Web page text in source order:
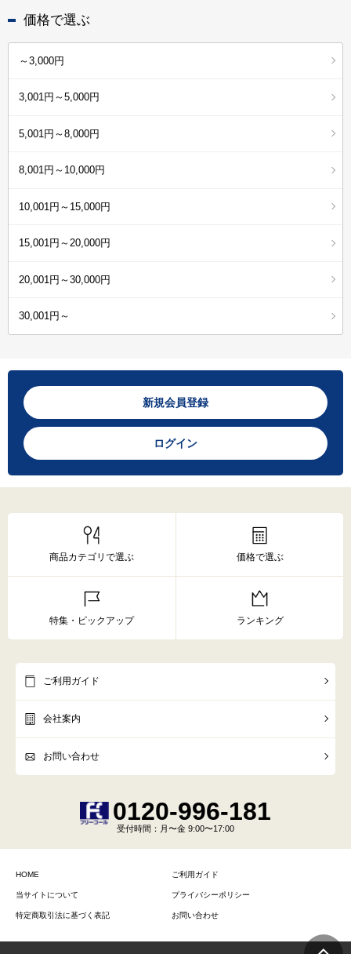
価格で選ぶ
～3,000円
3,001円～5,000円
5,001円～8,000円
8,001円～10,000円
10,001円～15,000円
15,001円～20,000円
20,001円～30,000円
30,001円～
新規会員登録
ログイン
商品カテゴリで選ぶ 価格で選ぶ
特集・ピックアップ ランキング
ご利用ガイド
会社案内
お問い合わせ
0120-996-181
受付時間 ：月〜金 9:00〜17:00
HOME ご利用ガイド
当サイトについて プライバシーポリシー
特定商取引法に基づく表記 お問い合わせ